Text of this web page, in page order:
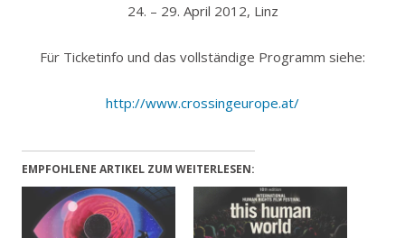
24. – 29. April 2012, Linz
Für Ticketinfo und das vollständige Programm siehe:
http://www.crossingeurope.at/
EMPFOHLENE ARTIKEL ZUM WEITERLESEN: